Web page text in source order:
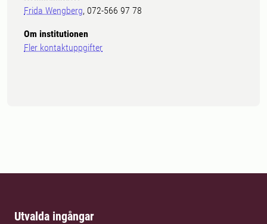
Frida Wengberg, 072-566 97 78
Om institutionen
Fler kontaktuppgifter
Utvalda ingångar